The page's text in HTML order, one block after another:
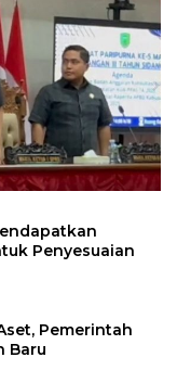
Penyesuaian
Pemerintah
Baru